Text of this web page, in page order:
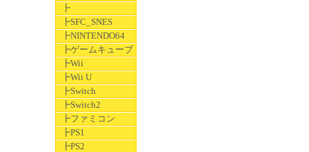
┣
┣SFC_SNES
┣NINTENDO64
┣ゲームキューブ
┣Wii
┣Wii U
┣Switch
┣Switch2
┣ファミコン
┣PS1
┣PS2